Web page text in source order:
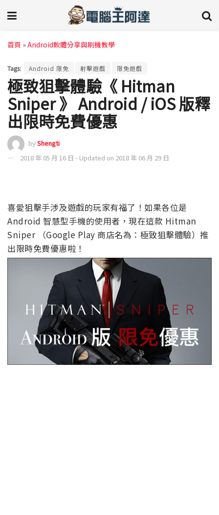
首頁 »Android軟體分享與刷機教學
Tags: Android 限免 射擊遊戲 限免遊戲
極致狙擊體驗《 Hitman
Sniper 》 Android / iOS 版釋
出限時免費優惠
byShengti
2018 年 05 月 16 日 - Updated on 2018 年 06 月 29 日
喜愛狙擊手涉及遊戲的玩家有福了！如果各位是
Android 智慧型手機的使用者，現在這款 Hitman
Sniper （Google Play 商店名為：極致狙擊體驗）推
出限時免費優惠啦！